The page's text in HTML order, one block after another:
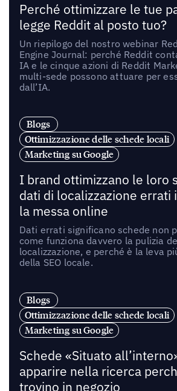
Perché ottimizzare le tue
legge Reddit al posto tuo?
Un riepilogo del nostro webinar
Engine Journal: perché Reddit
IA e le cinque azioni di Reddit
multi-sede possono attuare per
dall’IA.
Blogs
Ottimizzazione delle schede locali
Marketing su Google
I brand ottimizzano le loro
dati di localizzazione errati
la messa online
Dati errati significano schede non
come funziona davvero la pulizia
localizzazione, e perché è la leva
della SEO locale.
Blogs
Ottimizzazione delle schede locali
Marketing su Google
Schede «Situato
apparire nella ricerca
trovino in negozio